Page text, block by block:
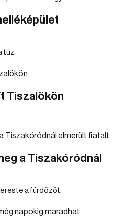
tűz.
Tiszalökön
a Tiszakóródnál
a fürdőzőt.